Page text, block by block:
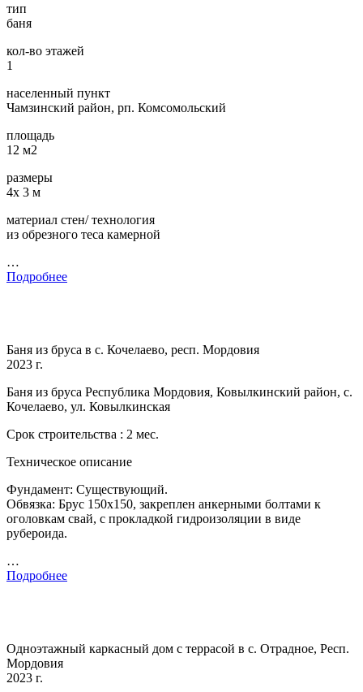
тип
баня
кол-во этажей
1
населенный пункт
Чамзинский район, рп. Комсомольский
площадь
12 м2
размеры
4х 3 м
материал стен/ технология
из обрезного теса камерной
…
Подробнее
Баня из бруса в с. Кочелаево, респ. Мордовия
2023 г.
Баня из бруса Республика Мордовия, Ковылкинский район, с.
Кочелаево, ул. Ковылкинская
Срок строительства : 2 мес.
Техническое описание
Фундамент: Существующий.
Обвязка: Брус 150х150, закреплен анкерными болтами к
оголовкам свай, с прокладкой гидроизоляции в виде
рубероида.
…
Подробнее
Одноэтажный каркасный дом с террасой в с. Отрадное, Респ.
Мордовия
2023 г.